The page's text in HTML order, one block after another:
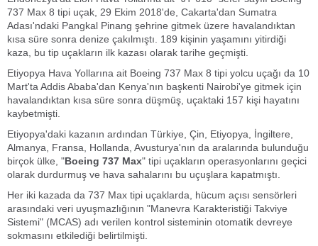
737 Max 8 tipi uçak, 29 Ekim 2018'de, Cakarta'dan Sumatra
Adası'ndaki Pangkal Pinang şehrine gitmek üzere havalandıktan
kısa süre sonra denize çakılmıştı. 189 kişinin yaşamını yitirdiği
kaza, bu tip uçakların ilk kazası olarak tarihe geçmişti.
Etiyopya Hava Yollarına ait Boeing 737 Max 8 tipi yolcu uçağı da 10
Mart'ta Addis Ababa'dan Kenya'nın başkenti Nairobi'ye gitmek için
havalandıktan kısa süre sonra düşmüş, uçaktaki 157 kişi hayatını
kaybetmişti.
Etiyopya'daki kazanın ardından Türkiye, Çin, Etiyopya, İngiltere,
Almanya, Fransa, Hollanda, Avusturya'nın da aralarında bulunduğu
birçok ülke, "Boeing 737 Max" tipi uçakların operasyonlarını geçici
olarak durdurmuş ve hava sahalarını bu uçuşlara kapatmıştı.
Her iki kazada da 737 Max tipi uçaklarda, hücum açısı sensörleri
arasındaki veri uyuşmazlığının "Manevra Karakteristiği Takviye
Sistemi" (MCAS) adı verilen kontrol sisteminin otomatik devreye
sokmasını etkilediği belirtilmişti.